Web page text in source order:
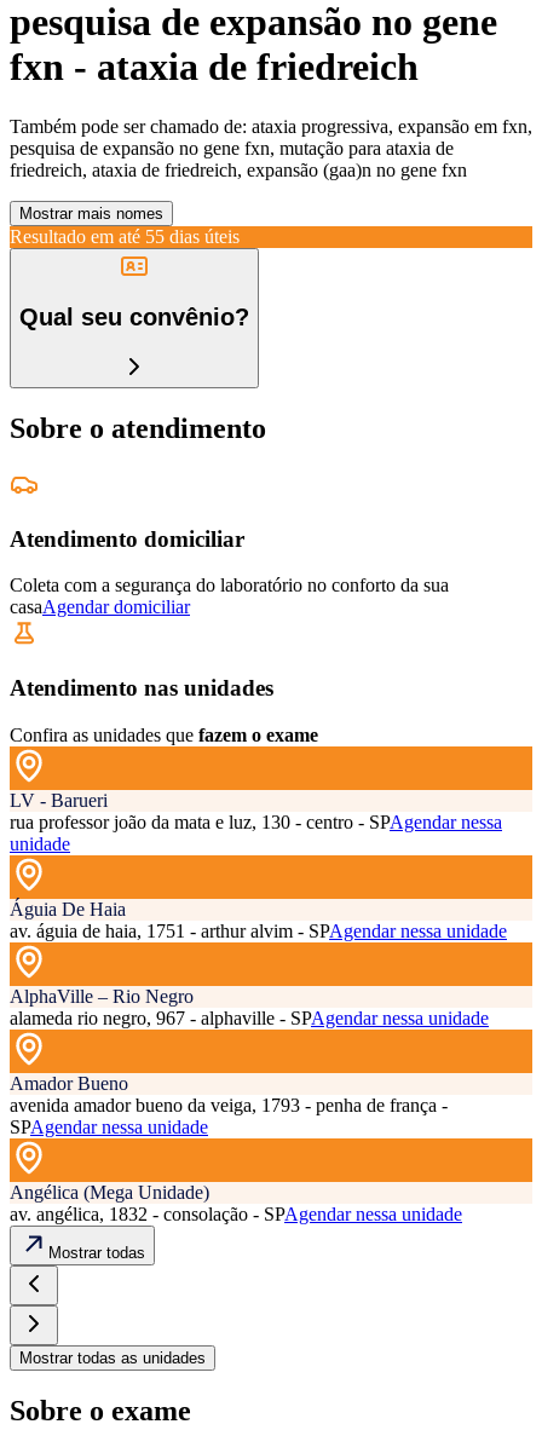
pesquisa de expansão no gene
fxn - ataxia de friedreich
Também pode ser chamado de: ataxia progressiva, expansão em fxn,
pesquisa de expansão no gene fxn, mutação para ataxia de
friedreich, ataxia de friedreich, expansão (gaa)n no gene fxn
Mostrar mais nomes
Resultado em até 55 dias úteis
Qual seu convênio?
Sobre o atendimento
Atendimento domiciliar
Coleta com a segurança do laboratório no conforto da sua
casaAgendar domiciliar
Atendimento nas unidades
Confira as unidades que fazem o exame
LV - Barueri
rua professor joão da mata e luz, 130 - centro - SPAgendar nessa
unidade
Águia De Haia
av. águia de haia, 1751 - arthur alvim - SPAgendar nessa unidade
AlphaVille – Rio Negro
alameda rio negro, 967 - alphaville - SPAgendar nessa unidade
Amador Bueno
avenida amador bueno da veiga, 1793 - penha de frança -
SPAgendar nessa unidade
Angélica (Mega Unidade)
av. angélica, 1832 - consolação - SPAgendar nessa unidade
Mostrar todas
Mostrar todas as unidades
Sobre o exame